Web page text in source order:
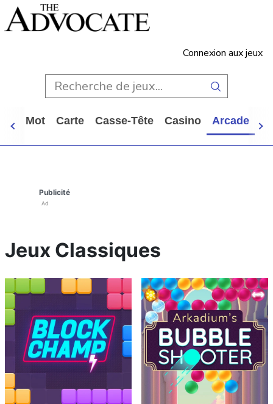
Connexion aux jeux
Mot Carte Casse-Tête Casino Arcade
Publicité
Ad
Jeux Classiques